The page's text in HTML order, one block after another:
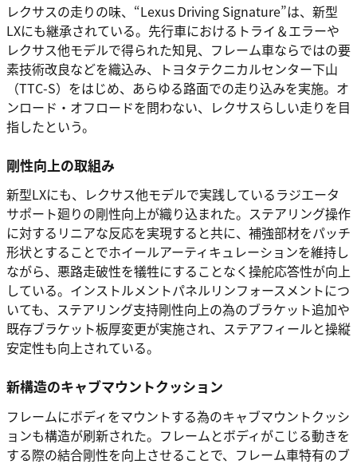
レクサスの走りの味、“Lexus Driving Signature”は、新型
LXにも継承されている。先行車におけるトライ＆エラーや
レクサス他モデルで得られた知見、フレーム車ならではの要
素技術改良などを織込み、トヨタテクニカルセンター下山
（TTC-S）をはじめ、あらゆる路面での走り込みを実施。オ
ンロード・オフロードを問わない、レクサスらしい走りを目
指したという。
剛性向上の取組み
新型LXにも、レクサス他モデルで実践しているラジエータ
サポート廻りの剛性向上が織り込まれた。ステアリング操作
に対するリニアな反応を実現すると共に、補強部材をパッチ
形状とすることでホイールアーティキュレーションを維持し
ながら、悪路走破性を犠牲にすることなく操舵応答性が向上
している。インストルメントパネルリンフォースメントにつ
いても、ステアリング支持剛性向上の為のブラケット追加や
既存ブラケット板厚変更が実施され、ステアフィールと操縦
安定性も向上されている。
新構造のキャブマウントクッション
フレームにボディをマウントする為のキャブマウントクッシ
ョンも構造が刷新された。フレームとボディがこじる動きを
する際の結合剛性を向上させることで、フレーム車特有のブ